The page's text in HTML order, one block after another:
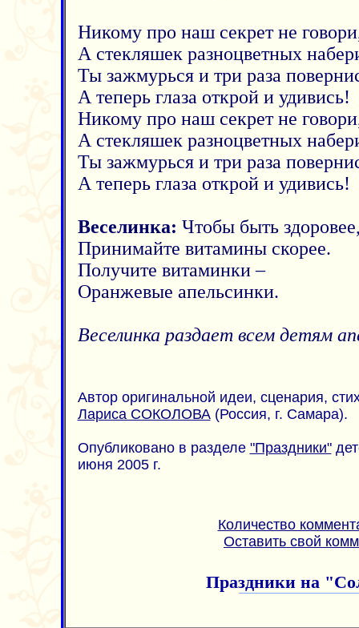
Никому про наш секрет не
А стекляшек разноцветных
Ты зажмурься и три раза
А теперь глаза открой и удивись!
Никому про наш секрет не
А стекляшек разноцветных
Ты зажмурься и три раза
А теперь глаза открой и удивись!
Веселинка: Чтобы быть
Принимайте витамины скорее.
Получите витаминки –
Оранжевые апельсинки.
Веселинка раздает всем детям
Автор оригинальной идеи, сценария,
Лариса СОКОЛОВА(Россия, г. Самара).
Опубликовано в разделе "Праздники"
июня 2005 г.
Количество
Оставить свой
Праздники на